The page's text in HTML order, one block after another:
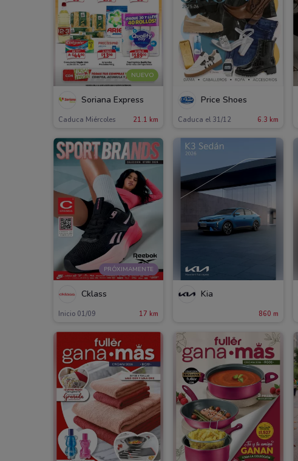
NUEVO
Soriana Express
Caduca Miércoles 21.1 km
Price Shoes
Caduca el 31/12 6.3 km
PRÓXIMAMENTE
Cklass
Inicio 01/09 17 km
Kia
860 m